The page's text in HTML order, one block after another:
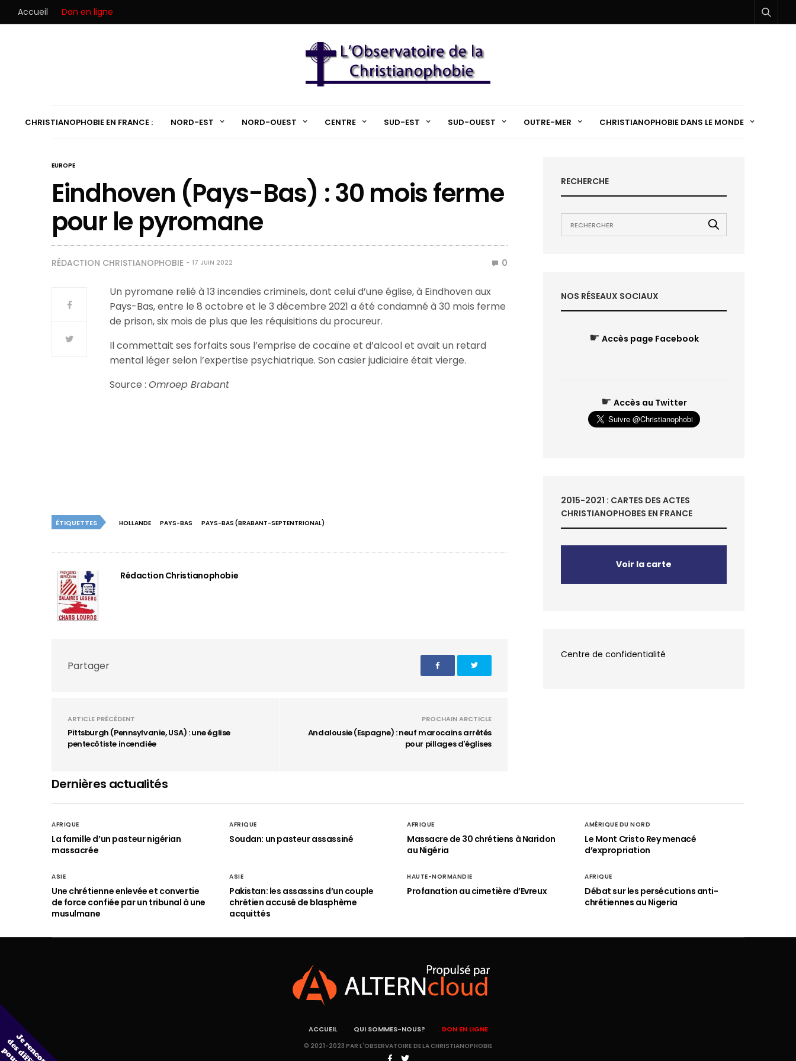
Accueil Don en ligne
CHRISTIANOPHOBIE EN FRANCE : NORD-EST NORD-OUEST CENTRE SUD-EST SUD-OUEST OUTRE-MER CHRISTIANOPHOBIE DANS LE MONDE
EUROPE
Eindhoven (Pays-Bas) : 30 mois ferme
pour le pyromane
RÉDACTION CHRISTIANOPHOBIE 17 JUIN 2022 0
Un pyromane relié à 13 incendies criminels, dont celui d’une église, à Eindhoven aux
Pays-Bas, entre le 8 octobre et le 3 décembre 2021 a été condamné à 30 mois ferme
de prison, six mois de plus que les réquisitions du procureur.
Il commettait ses forfaits sous l’emprise de cocaïne et d’alcool et avait un retard
mental léger selon l’expertise psychiatrique. Son casier judiciaire était vierge.
Source :Omroep Brabant
ÉTIQUETTES HOLLANDE PAYS-BAS PAYS-BAS (BRABANT-SEPTENTRIONAL)
Rédaction Christianophobie
Partager
ARTICLE PRÉCÉDENT
Pittsburgh (Pennsylvanie, USA) : une église
pentecôtiste incendiée
PROCHAIN ARCTICLE
Andalousie (Espagne) : neuf marocains arrêtés
pour pillages d'églises
RECHERCHE
NOS RÉSEAUX SOCIAUX
☛ Accès page Facebook
☛ Accès au Twitter
2015-2021 : CARTES DES ACTES
CHRISTIANOPHOBES EN FRANCE
Voir la carte
Centre de confidentialité
Dernières actualités
AFRIQUE
La famille d’un pasteur nigérian
massacrée
AFRIQUE
Soudan: un pasteur assassiné
AFRIQUE
Massacre de 30 chrétiens à Naridon
au Nigéria
AMÉRIQUE DU NORD
Le Mont Cristo Rey menacé
d’expropriation
ASIE
Une chrétienne enlevée et convertie
de force confiée par un tribunal à une
musulmane
ASIE
Pakistan: les assassins d’un couple
chrétien accusé de blasphème
acquittés
HAUTE-NORMANDIE
Profanation au cimetière d’Evreux
AFRIQUE
Débat sur les persécutions anti-
chrétiennes au Nigeria
ACCUEIL QUI SOMMES-NOUS? DON EN LIGNE
© 2021-2023 PAR L'OBSERVATOIRE DE LA CHRISTIANOPHOBIE